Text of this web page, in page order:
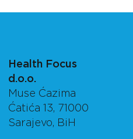
Health Focus
d.o.o.
Muse Ćazima
Ćatića 13, 71000
Sarajevo, BiH